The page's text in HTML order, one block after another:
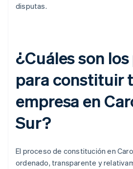
disputas.
¿Cuáles son
para constituir
empresa en
Sur?
El proceso de constitución en
ordenado, transparente y